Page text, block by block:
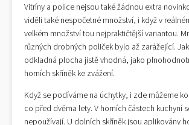
Vitríny a police nejsou také žádnou extra
viděli také nespočetné množství, i když v
velkém množství tou nejpraktičtější variantou.
různých drobných poliček bylo až zarážející.
odkladná plocha jistě vhodná, jako
horních skříněk ke zvážení.
Když se podíváme na úchytky, i zde můžeme
co před dvěma lety. V horních částech kuchyní
nepoužívají. U dolních skříněk jsou aplikovány